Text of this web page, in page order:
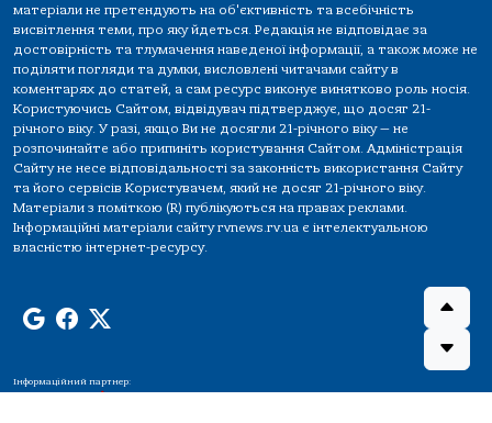
матеріали не претендують на об'єктивність та всебічність
висвітлення теми, про яку йдеться. Редакція не відповідає за
достовірність та тлумачення наведеної інформації, а також може не
поділяти погляди та думки, висловлені читачами сайту в
коментарях до статей, а сам ресурс виконує винятково роль носія.
Користуючись Сайтом, відвідувач підтверджує, що досяг 21-
річного віку. У разі, якщо Ви не досягли 21-річного віку — не
розпочинайте або припиніть користування Сайтом. Адміністрація
Сайту не несе відповідальності за законність використання Сайту
та його сервісів Користувачем, який не досяг 21-річного віку.
Матеріали з поміткою (R) публікуються на правах реклами.
Інформаційні матеріали сайту rvnews.rv.ua є інтелектуальною
власністю інтернет-ресурсу.
Інформаційний партнер: